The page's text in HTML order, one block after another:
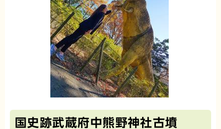
国史跡武蔵府中熊野神社古墳